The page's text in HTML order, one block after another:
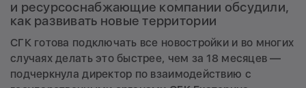
и ресурсоснабжающие компании обсудили,
как развивать новые территории
СГК готова подключать все новостройки и во многих
случаях делать это быстрее, чем за 18 месяцев —
подчеркнула директор по взаимодействию с